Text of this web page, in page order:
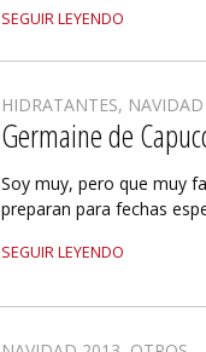
SEGUIR LEYENDO
HIDRATANTES,
Germaine de
Soy muy, pero que muy
preparan para fechas
SEGUIR LEYENDO